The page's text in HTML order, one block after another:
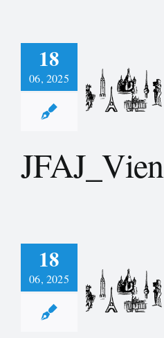
18
06, 2025
18
06, 2025